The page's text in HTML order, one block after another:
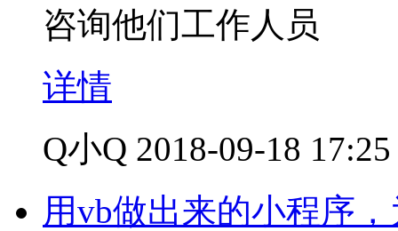
咨询他们工作人员
详情
Q小Q 2018-09-18 17:25
用vb做出来的小程序